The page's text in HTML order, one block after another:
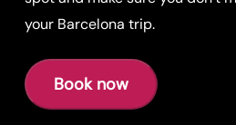
your Barcelona trip.
Book now